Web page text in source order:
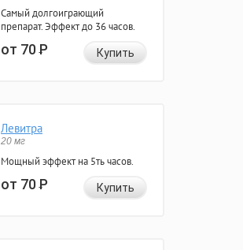
Самый долгоиграющий
препарат. Эффект до 36 часов.
от 70Р Купить
Левитра
20 мг
Мощный эффект на 5ть часов.
от 70Р Купить